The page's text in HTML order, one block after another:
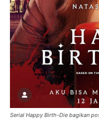
Serial Happy Birth-Die bagikan